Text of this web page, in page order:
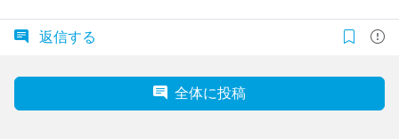
返信する
全体に投稿